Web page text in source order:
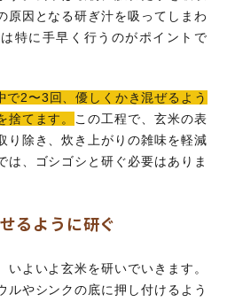
原因となる研ぎ汁を吸ってしまわ
特に手早く行うのがポイントで
で2〜3回、優しくかき混ぜるよう
捨てます。
この工程で、玄米の表
り除き、炊き上がりの雑味を軽減
は、ゴシゴシと研ぐ必要はありま
るように研ぐ
よいよ玄米を研いでいきます。
ルやシンクの底に押し付けるよう